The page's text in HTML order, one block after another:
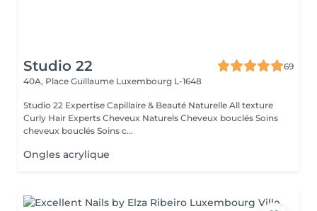
Studio 22
69
40A, Place Guillaume Luxembourg L-1648
Studio 22 Expertise Capillaire & Beauté Naturelle All texture
Curly Hair Experts Cheveux Naturels Cheveux bouclés Soins
cheveux bouclés Soins c...
Ongles acrylique